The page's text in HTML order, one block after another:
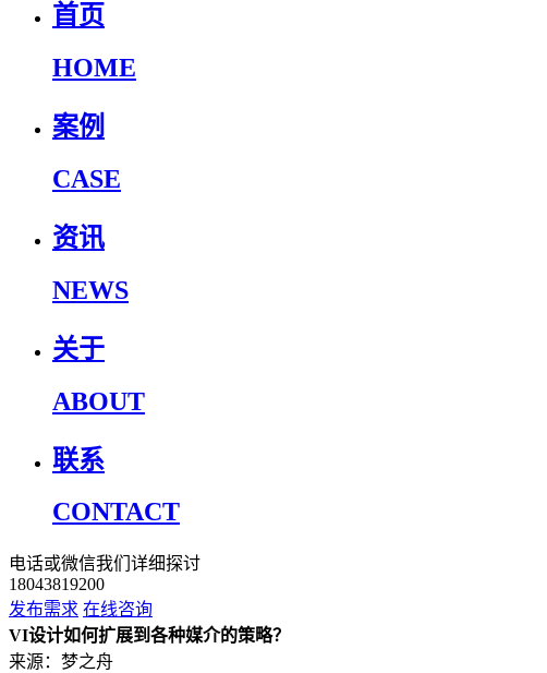
首页
HOME
案例
CASE
资讯
NEWS
关于
ABOUT
联系
CONTACT
电话或微信我们详细探讨
18043819200
发布需求 在线咨询
VI设计如何扩展到各种媒介的策略？
来源：梦之舟